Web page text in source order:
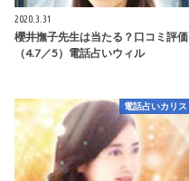
2020.3.31
櫻井撫子先生は当たる？口コミ評価
（4.7／5）電話占いウィル
電話占いカリス